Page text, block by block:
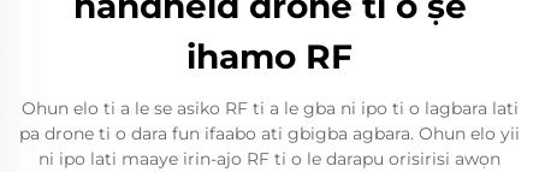
ihamo RF
Ohun elo ti a le se asiko RF ti a le gba ni ipo ti o lagbara lati
pa drone ti o dara fun ifaabo ati gbigba agbara. Ohun elo yii
ni ipo lati maaye irin-ajo RF ti o le darapu orisirisi awọn